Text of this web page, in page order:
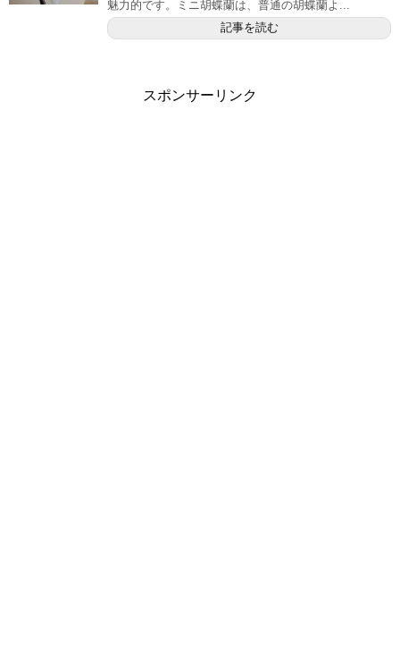
魅力的です。ミニ胡蝶蘭は、普通の胡蝶蘭よ...
記事を読む
スポンサーリンク